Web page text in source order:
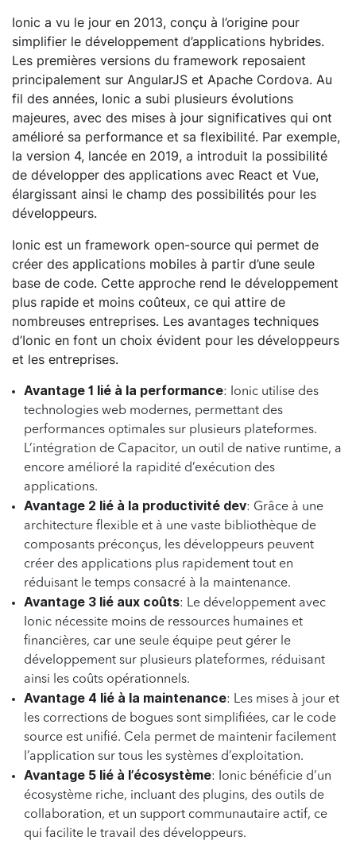
Ionic a vu le jour en 2013, conçu à l’origine pour
simplifier le développement d’applications hybrides.
Les premières versions du framework reposaient
principalement sur AngularJS et Apache Cordova. Au
fil des années, Ionic a subi plusieurs évolutions
majeures, avec des mises à jour significatives qui ont
amélioré sa performance et sa flexibilité. Par exemple,
la version 4, lancée en 2019, a introduit la possibilité
de développer des applications avec React et Vue,
élargissant ainsi le champ des possibilités pour les
développeurs.
Ionic est un framework open-source qui permet de
créer des applications mobiles à partir d’une seule
base de code. Cette approche rend le développement
plus rapide et moins coûteux, ce qui attire de
nombreuses entreprises. Les avantages techniques
d’Ionic en font un choix évident pour les développeurs
et les entreprises.
Avantage 1 lié à la performance: Ionic utilise des
technologies web modernes, permettant des
performances optimales sur plusieurs plateformes.
L’intégration de Capacitor, un outil de native runtime, a
encore amélioré la rapidité d’exécution des
applications.
Avantage 2 lié à la productivité dev: Grâce à une
architecture flexible et à une vaste bibliothèque de
composants préconçus, les développeurs peuvent
créer des applications plus rapidement tout en
réduisant le temps consacré à la maintenance.
Avantage 3 lié aux coûts: Le développement avec
Ionic nécessite moins de ressources humaines et
financières, car une seule équipe peut gérer le
développement sur plusieurs plateformes, réduisant
ainsi les coûts opérationnels.
Avantage 4 lié à la maintenance: Les mises à jour et
les corrections de bogues sont simplifiées, car le code
source est unifié. Cela permet de maintenir facilement
l’application sur tous les systèmes d’exploitation.
Avantage 5 lié à l’écosystème: Ionic bénéficie d’un
écosystème riche, incluant des plugins, des outils de
collaboration, et un support communautaire actif, ce
qui facilite le travail des développeurs.